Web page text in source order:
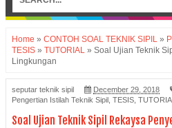
Home » CONTOH SOAL TEKNIK SIPIL »
TESIS » TUTORIAL » Soal Ujian Teknik
Lingkungan
seputar teknik sipil December 29, 2018
Pengertian Istilah Teknik Sipil TESIS
Soal Ujian Teknik Sipil Rekaysa